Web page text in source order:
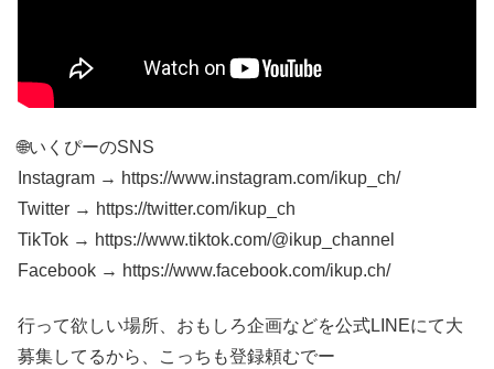
🌐いくぴーのSNS
Instagram → https://www.instagram.com/ikup_ch/
Twitter → https://twitter.com/ikup_ch
TikTok → https://www.tiktok.com/@ikup_channel
Facebook → https://www.facebook.com/ikup.ch/
行って欲しい場所、おもしろ企画などを公式LINEにて大
募集してるから、こっちも登録頼むでー